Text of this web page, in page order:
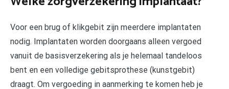
Voor een brug of klikgebit zijn meerdere implantaten
nodig. Implantaten worden doorgaans alleen vergoed
vanuit de basisverzekering als je helemaal tandeloos
bent en een volledige gebitsprothese (kunstgebit)
draagt. Om vergoeding in aanmerking te komen heb je